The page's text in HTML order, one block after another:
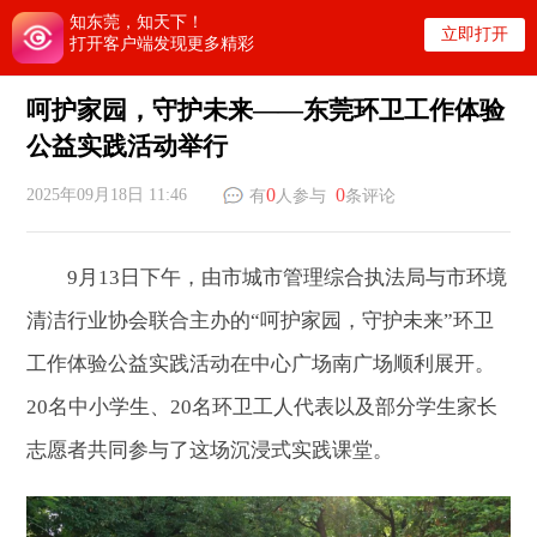
知东莞，知天下！
打开客户端发现更多精彩
立即打开
呵护家园，守护未来——东莞环卫工作体验
公益实践活动举行
2025年09月18日 11:46 有0人参与0条评论
9月13日下午，由市城市管理综合执法局与市环境
清洁行业协会联合主办的“呵护家园，守护未来”环卫
工作体验公益实践活动在中心广场南广场顺利展开。
20名中小学生、20名环卫工人代表以及部分学生家长
志愿者共同参与了这场沉浸式实践课堂。